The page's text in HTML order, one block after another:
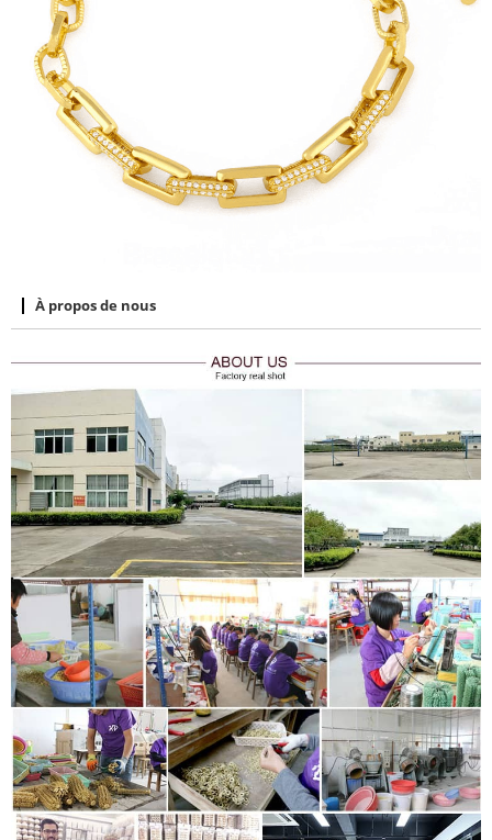
À propos de nous